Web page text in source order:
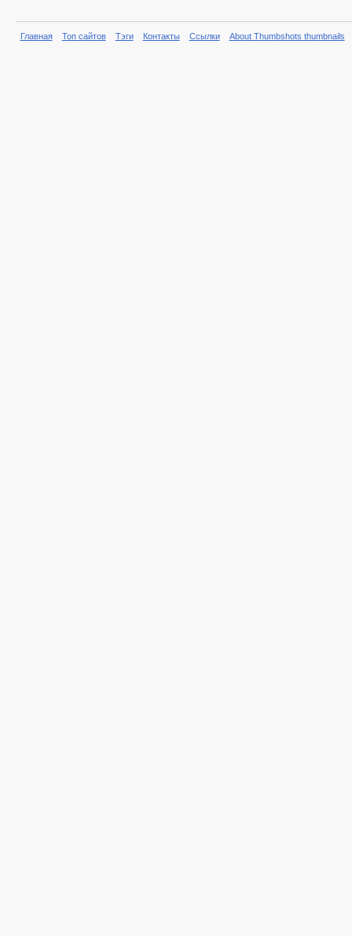
Главная Топ сайтов Тэги Контакты Ссылки About Thumbshots thumbnails